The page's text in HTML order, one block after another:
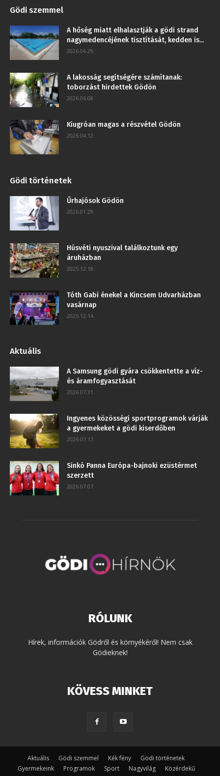
Gödi szemmel
A hőség miatt elhalasztják a gödi strand
nagymedencéjének tisztítását, kedden is...
2026.06.29.
A lakosság segítségére számítanak:
toborzást hirdettek Gödön
2026.06.08.
Kiugróan magas a részvétel Gödön
2026.04.12.
Gödi történetek
Űrhajósok Gödön
2026.01.29.
Húsvéti nyuszival találkoztunk egy
áruházban
2025.12.18.
Tóth Gabi énekel a Kincsem Udvarházban
vasárnap
2025.12.14.
Aktuális
A Samsung gödi gyára csökkentette a víz-
és áramfogyasztását
2026.07.31.
Ingyenes közösségi sportprogramok várják
a gyermekeket a gödi kiserdőben
2026.07.17.
Sinkó Panna Európa-bajnoki ezüstérmet
szerzett
2026.07.07.
RÓLUNK
Hírek, információk Gödről és környékéről! Nem csak
Gödieknek!
KÖVESS MINKET
Aktuális Gödi szemmel Kék fény
Gödi történetek
Gyermekeink
Programok Sport Nagyvilág
Közérdekű